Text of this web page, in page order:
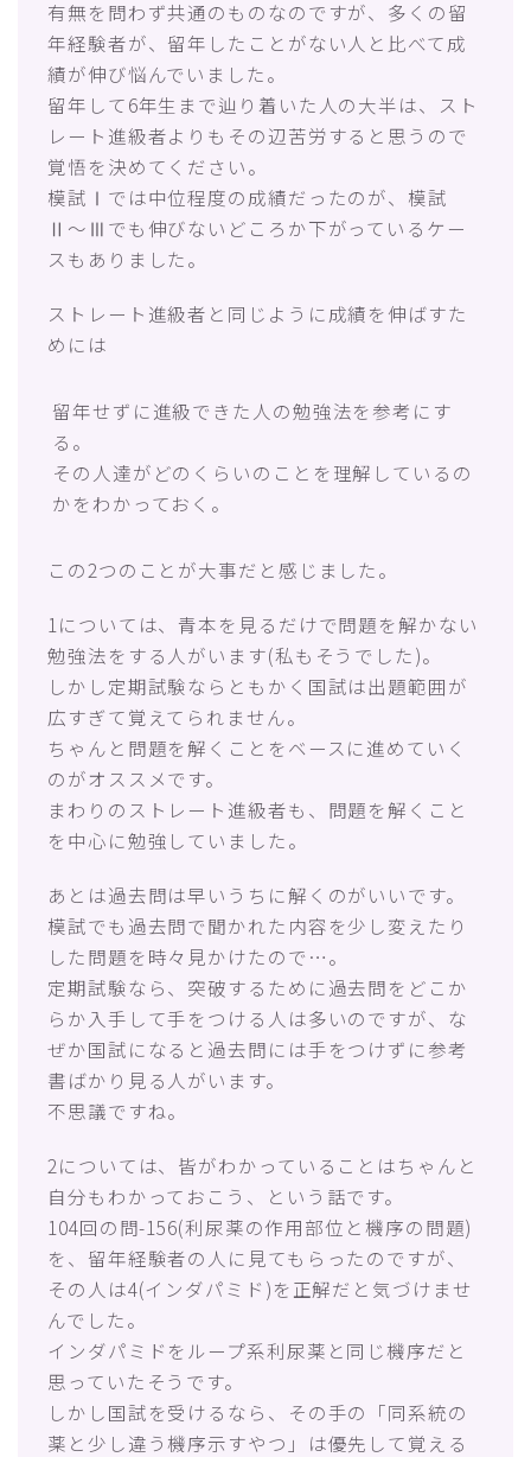
有無を問わず共通のものなのですが、多くの留
年経験者が、留年したことがない人と比べて成
績が伸び悩んでいました。
留年して6年生まで辿り着いた人の大半は、スト
レート進級者よりもその辺苦労すると思うので
覚悟を決めてください。
模試Ⅰでは中位程度の成績だったのが、模試
Ⅱ〜Ⅲでも伸びないどころか下がっているケー
スもありました。
ストレート進級者と同じように成績を伸ばすた
めには
留年せずに進級できた人の勉強法を参考にす
る。
その人達がどのくらいのことを理解しているの
かをわかっておく。
この2つのことが大事だと感じました。
1については、青本を見るだけで問題を解かない
勉強法をする人がいます(私もそうでした)。
しかし定期試験ならともかく国試は出題範囲が
広すぎて覚えてられません。
ちゃんと問題を解くことをベースに進めていく
のがオススメです。
まわりのストレート進級者も、問題を解くこと
を中心に勉強していました。
あとは過去問は早いうちに解くのがいいです。
模試でも過去問で聞かれた内容を少し変えたり
した問題を時々見かけたので…。
定期試験なら、突破するために過去問をどこか
らか入手して手をつける人は多いのですが、な
ぜか国試になると過去問には手をつけずに参考
書ばかり見る人がいます。
不思議ですね。
2については、皆がわかっていることはちゃんと
自分もわかっておこう、という話です。
104回の問-156(利尿薬の作用部位と機序の問題)
を、留年経験者の人に見てもらったのですが、
その人は4(インダパミド)を正解だと気づけませ
んでした。
インダパミドをループ系利尿薬と同じ機序だと
思っていたそうです。
しかし国試を受けるなら、その手の「同系統の
薬と少し違う機序示すやつ」は優先して覚える